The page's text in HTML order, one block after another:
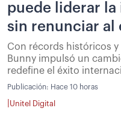
puede liderar la
sin renunciar al
Con récords históricos
Bunny impulsó un
redefine el éxito
Publicación: Hace 10 horas
Unitel Digital